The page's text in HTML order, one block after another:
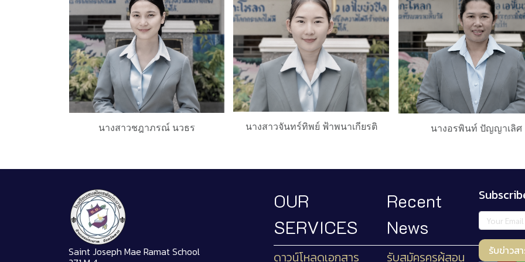
นางสาวชฎาภรณ์ นวธร นางสาวจันทร์ทิพย์ ฟ้าพนาเกียรติ นางอรพินท์ ปัญญาเลิศ
Saint Joseph Mae Ramat School
OUR
SERVICES
ดาวน์โหลดเอกสาร
Recent
News
รับสมัครครูผู้สอน รับข่าวส